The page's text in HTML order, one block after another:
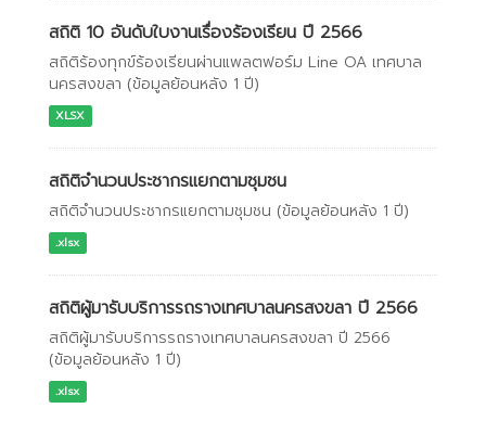
สถิติ 10 อันดับใบงานเรื่องร้องเรียน ปี 2566
สถิติร้องทุกข์ร้องเรียนผ่านแพลตฟอร์ม Line OA เทศบาล
นครสงขลา (ข้อมูลย้อนหลัง 1 ปี)
XLSX
สถิติจำนวนประชากรแยกตามชุมชน
สถิติจำนวนประชากรแยกตามชุมชน (ข้อมูลย้อนหลัง 1 ปี)
.xlsx
สถิติผู้มารับบริการรถรางเทศบาลนครสงขลา ปี 2566
สถิติผู้มารับบริการรถรางเทศบาลนครสงขลา ปี 2566
(ข้อมูลย้อนหลัง 1 ปี)
.xlsx